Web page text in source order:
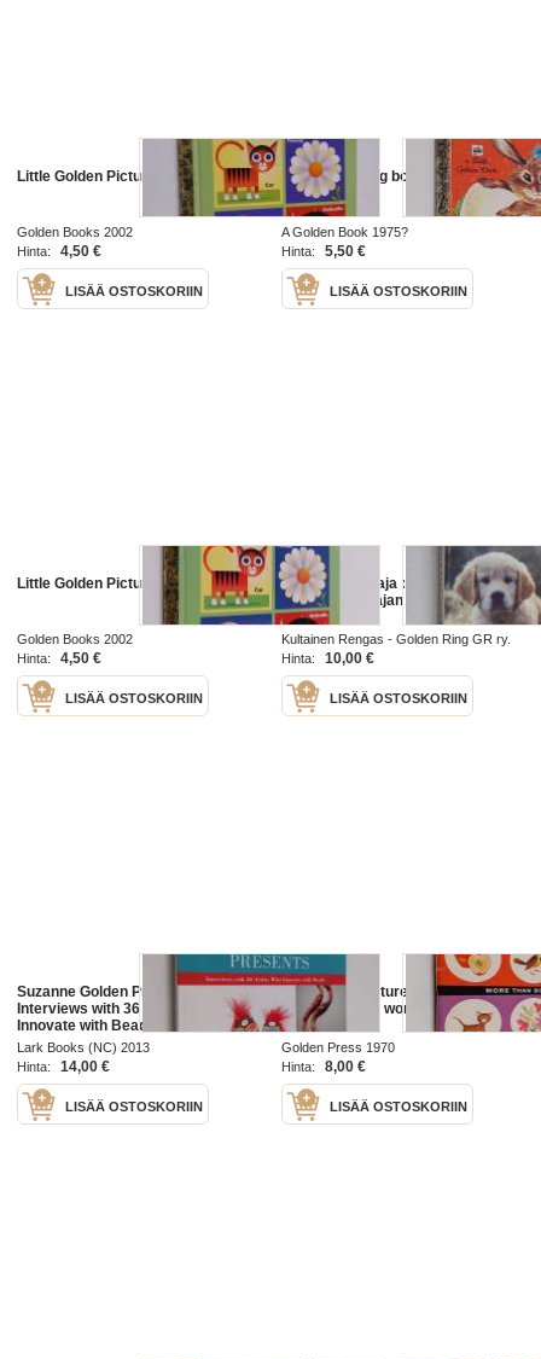
Little Golden Picture Dictionary
Golden Books 2002
Hinta:
4,50 €
LISÄÄ OSTOSKORIIN
The Golden egg book
A Golden Book 1975?
Hinta:
5,50 €
LISÄÄ OSTOSKORIIN
Little Golden Picture Dictionary
Golden Books 2002
Hinta:
4,50 €
LISÄÄ OSTOSKORIIN
Kultainennoutaja : Golden-info :
kultaisennoutajan omistajan
käsikirja
Kultainen Rengas - Golden Ring GR ry.
1999
Hinta: 10,00 €
LISÄÄ OSTOSKORIIN
Suzanne Golden Presents
Interviews with 36 Artists who
Innovate with Beads
Lark Books (NC) 2013
Hinta:
14,00 €
LISÄÄ OSTOSKORIIN
The golden picture dictionary :
more than 800 words for beginning
readers
Golden Press 1970
Hinta:
8,00 €
LISÄÄ OSTOSKORIIN